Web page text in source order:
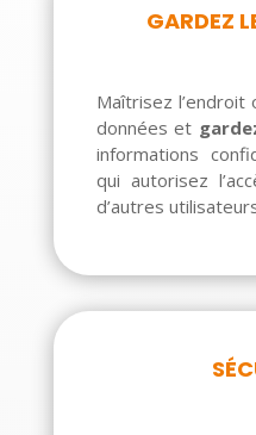
GARDEZ
Maîtrisez
données et
informations
qui autorisez
d’autres